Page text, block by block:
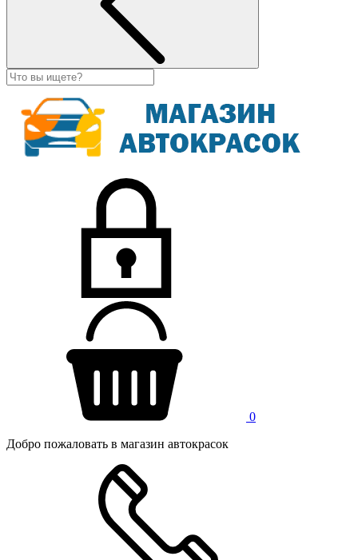
0
Добро пожаловать в магазин автокрасок